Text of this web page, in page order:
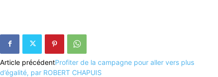
Article précédentProfiter de la campagne pour aller vers plus
d’égalité, par ROBERT CHAPUIS